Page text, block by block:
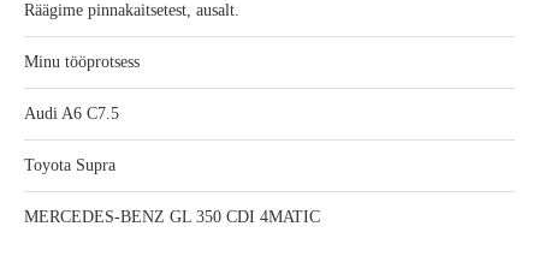
Räägime pinnakaitsetest, ausalt.
Minu tööprotsess
Audi A6 C7.5
Toyota Supra
MERCEDES-BENZ GL 350 CDI 4MATIC